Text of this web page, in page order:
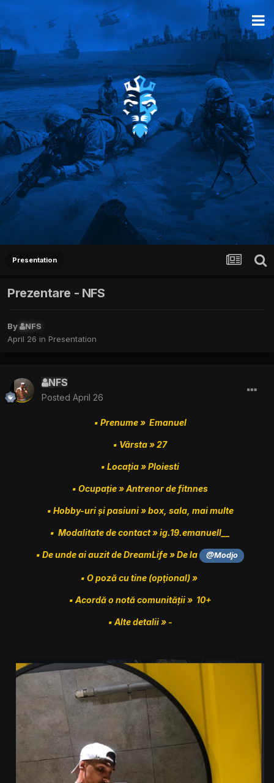
Presentation
Prezentare - NFS
By
NFS
April 26 in Presentation
NFS
Posted April 26
▪︎ Prenume » Emanuel
▪︎ Vârsta » 27
▪︎ Locația » Ploiesti
▪︎ Ocupație » Antrenor de fitnnes
▪︎ Hobby-uri și pasiuni » box, sala, mai multe
▪︎ Modalitate de contact » ig.19.emanuell__
▪︎ De unde ai auzit de DreamLife » De la @Modjo
▪︎ O poză cu tine (opţional) »
▪︎ Acordă o notă comunității » 10+
▪︎ Alte detalii » -